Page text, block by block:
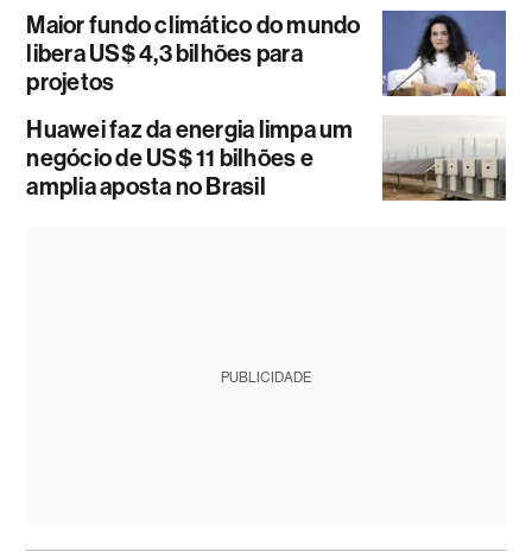
Maior fundo climático do mundo
libera US$ 4,3 bilhões para
projetos
Huawei faz da energia limpa um
negócio de US$ 11 bilhões e
amplia aposta no Brasil
PUBLICIDADE